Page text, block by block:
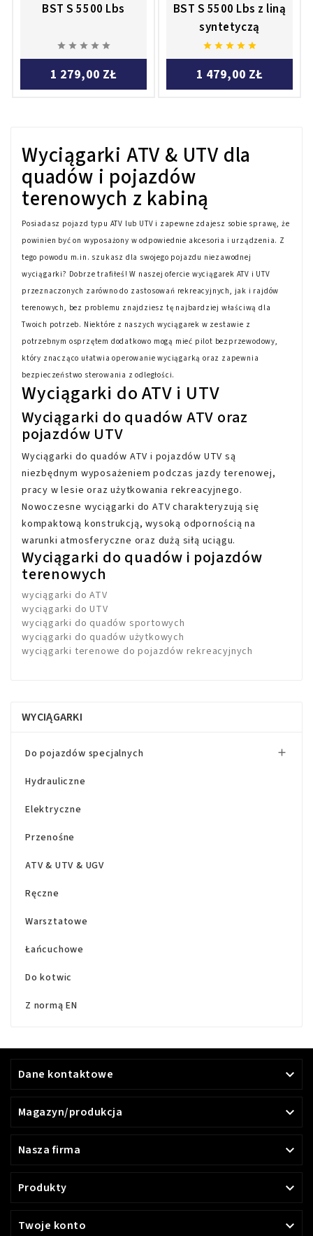
BST S 5500 Lbs
    
1 279,00 ZŁ
BST S 5500 Lbs z liną
syntetyczą
    
1 479,00 ZŁ
Wyciągarki ATV & UTV dla
quadów i pojazdów
terenowych z kabiną
Posiadasz pojazd typu ATV lub UTV i zapewne zdajesz sobie sprawę, że
powinien być on wyposażony w odpowiednie akcesoria i urządzenia. Z
tego powodu m.in. szukasz dla swojego pojazdu niezawodnej
wyciągarki? Dobrze trafiłeś! W naszej ofercie wyciągarek ATV i UTV
przeznaczonych zarówno do zastosowań rekreacyjnych, jak i rajdów
terenowych, bez problemu znajdziesz tę najbardziej właściwą dla
Twoich potrzeb. Niektóre z naszych wyciągarek w zestawie z
potrzebnym osprzętem dodatkowo mogą mieć pilot bezprzewodowy,
który znacząco ułatwia operowanie wyciągarką oraz zapewnia
bezpieczeństwo sterowania z odległości.
Wyciągarki do ATV i UTV
Wyciągarki do quadów ATV oraz
pojazdów UTV
Wyciągarki do quadów ATV i pojazdów UTV są
niezbędnym wyposażeniem podczas jazdy terenowej,
pracy w lesie oraz użytkowania rekreacyjnego.
Nowoczesne wyciągarki do ATV charakteryzują się
kompaktową konstrukcją, wysoką odpornością na
warunki atmosferyczne oraz dużą siłą uciągu.
Wyciągarki do quadów i pojazdów
terenowych
wyciągarki do ATV
wyciągarki do UTV
wyciągarki do quadów sportowych
wyciągarki do quadów użytkowych
wyciągarki terenowe do pojazdów rekreacyjnych
WYCIĄGARKI
Do pojazdów specjalnych 
Hydrauliczne
Elektryczne
Przenośne
ATV & UTV & UGV
Ręczne
Warsztatowe
Łańcuchowe
Do kotwic
Z normą EN
Dane kontaktowe 
Magazyn/produkcja 
Nasza firma 
Produkty 
Twoje konto 